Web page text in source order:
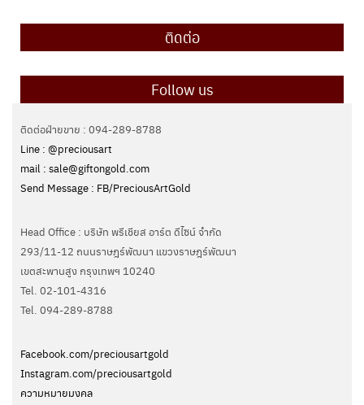
ติดต่อ
Follow us
ติดต่อฝ่ายขาย : 094-289-8788
Line : @preciousart
mail : sale@giftongold.com
Send Message : FB/PreciousArtGold
Head Office : บริษัท พรีเชียส อาร์ต ดีไซน์ จำกัด
293/11-12 ถนนราษฎร์พัฒนา แขวงราษฎร์พัฒนา
เขตสะพานสูง กรุงเทพฯ 10240
Tel. 02-101-4316
Tel. ‭094-289-8788‬
Facebook.com/preciousartgold
Instagram.com/preciousartgold
ความหมายมงคล